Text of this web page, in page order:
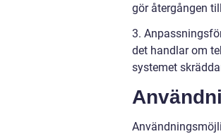
gör återgången
3.
det handlar om
systemet